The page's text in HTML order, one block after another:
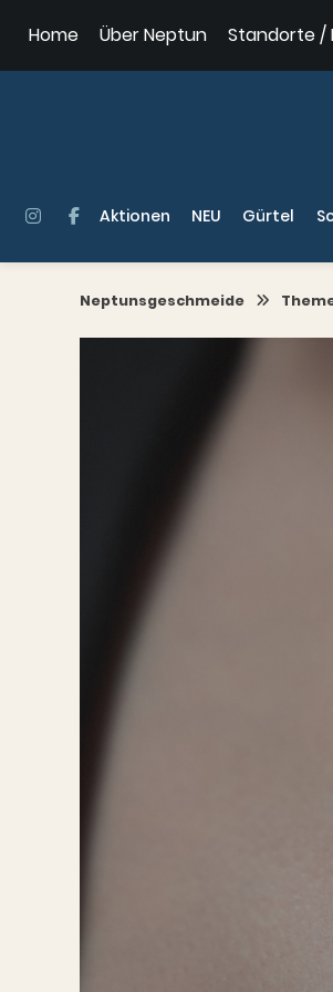
zum
Inhalt
Home Über Neptun Standorte /
Aktionen NEU Gürtel
Neptunsgeschmeide